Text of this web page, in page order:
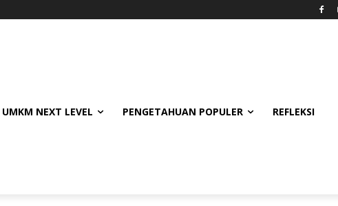
UMKM NEXT LEVEL PENGETAHUAN POPULER REFLEKSI